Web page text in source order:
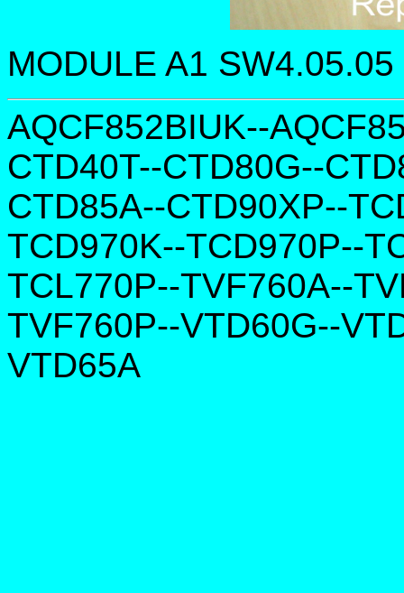
MODULE A1
AQCF852BIUK--
CTD40T--CTD80G--
CTD85A--CTD90XP--
TCD970K--TCD970P--
TCL770P--TVF760A--
TVF760P--VTD60G--
VTD65A